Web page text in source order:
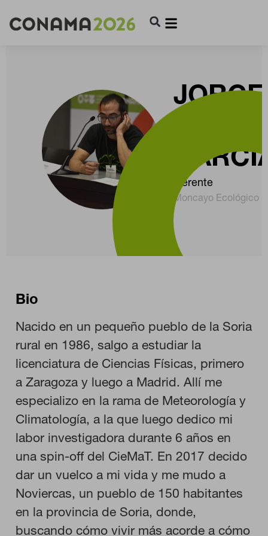
JORGE
Gerente
Moncayo Ecológico
Bio
Nacido en un pequeño pueblo de la Soria
rural en 1986, salgo a estudiar la
licenciatura de Ciencias Físicas, primero
a Zaragoza y luego a Madrid. Allí me
especializo en la rama de Meteorología y
Climatología, a la que luego dedico mi
labor investigadora durante 6 años en
una spin-off del CieMaT. En 2017 decido
dar un vuelco a mi vida y me mudo a
Noviercas, un pueblo de 150 habitantes
en la provincia de Soria, donde,
buscando cómo vivir más acorde a cómo
CONFIGURACIÓN DE COOKIES
RECHAZAR TODO
HABILITAR TODO